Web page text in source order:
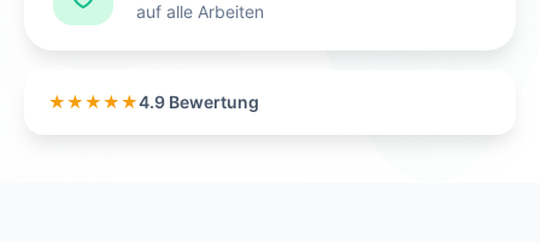
auf alle Arbeiten
★★★★★4.9 Bewertung